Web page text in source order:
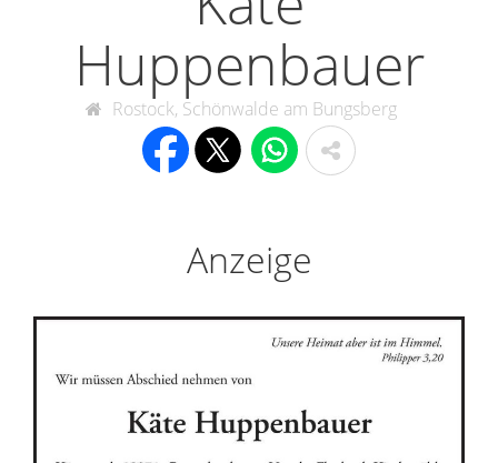
Huppenbauer
Rostock, Schönwalde am Bungsberg
Anzeige